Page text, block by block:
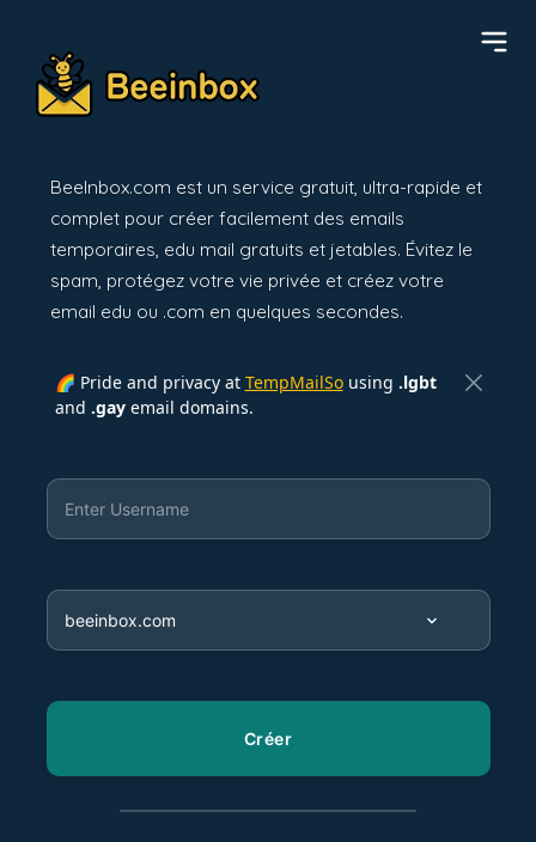
BeeInbox.com est un service gratuit, ultra-rapide et
complet pour créer facilement des emails
temporaires, edu mail gratuits et jetables. Évitez le
spam, protégez votre vie privée et créez votre
email edu ou .com en quelques secondes.
🌈 Pride and privacy at TempMailSousing .lgbt
and .gayemail domains.